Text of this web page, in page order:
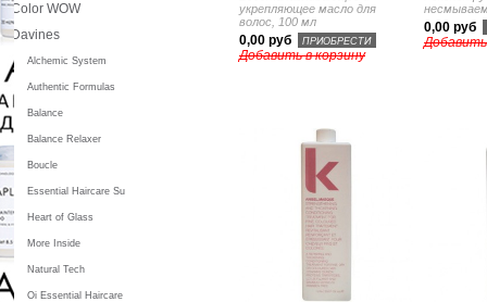
укрепляющее масло для
волос, 100 мл
0,00 руб ПРИОБРЕСТИ
Добавить в корзину
0,00 руб
Добавить
Color WOW
Davines
Alchemic System
Authentic Formulas
Balance
Balance Relaxer
Boucle
Essential Haircare Su
Heart of Glass
More Inside
Natural Tech
Oi Essential Haircare